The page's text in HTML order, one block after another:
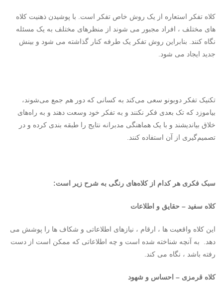
کلاه تفکر استعاره از یک روش خاص تفکر است. با پوشیدن ذهنیت کلاه
های مختلف ، افراد مجبور می شوند از منظرهای مختلف به یک مسئله
نگاه کنند. بنابراین روش تفکر یک طرفه کنار گذاشته می شود و بینش
جدید ایجاد می شود.
تکنیک تفکر دوبونو سعی می‌کند به کسانی که دور هم جمع می‌شوند،
بیاموزد که تک بعدی فکر نکنند و به تفکر خود وسعت دهند و به راه‌های
خلاق بیاندیشند و با یک هماهنگی مدبرانه نتایج را طبقه بندی کرده و در
تصمیم‌گیری از آن استفاده کنند.
سبک فکری هر کدام از کلاه‌های رنگی به شرح زیر است:
کلاه سفید – حقایق و اطلاعات
این کلاه واقعیت ها ، ارقام ، نیازهای اطلاعاتی و شکاف ها را پوشش می
دهد. به آنچه شناخته شده است و چه اطلاعاتی که ممکن است از دست
رفته باشد ، نگاه می کند.
کلاه قرمزی – احساس و شهود